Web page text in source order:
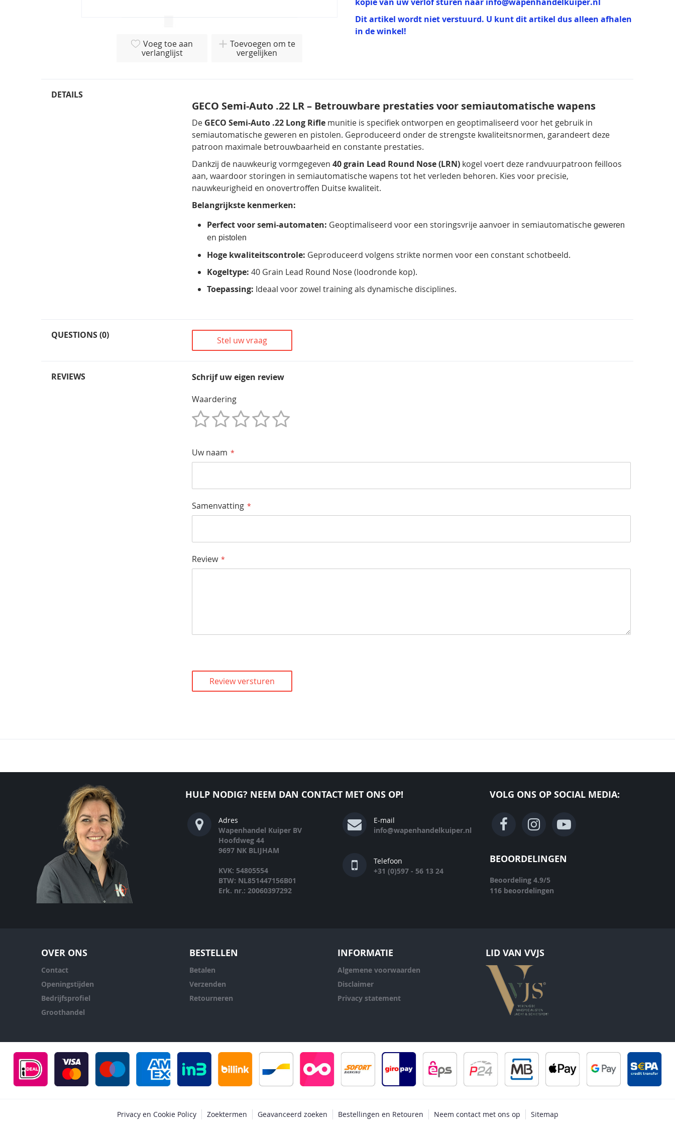
afbeeldingen-
gallerij
Voeg toe aan
verlanglijst
Toevoegen om te
vergelijken
Dit artikel wordt niet verstuurd. U kunt dit artikel dus alleen afhalen
in de winkel!
DETAILS
GECO Semi-Auto .22 LR – Betrouwbare prestaties voor semiautomatische wapens
De GECO Semi-Auto .22 Long Rifle munitie is specifiek ontworpen en geoptimaliseerd voor het gebruik in
semiautomatische geweren en pistolen. Geproduceerd onder de strengste kwaliteitsnormen, garandeert deze
patroon maximale betrouwbaarheid en constante prestaties.
Dankzij de nauwkeurig vormgegeven 40 grain Lead Round Nose (LRN) kogel voert deze randvuurpatroon feilloos
aan, waardoor storingen in semiautomatische wapens tot het verleden behoren. Kies voor precisie,
nauwkeurigheid en onovertroffen Duitse kwaliteit.
Belangrijkste kenmerken:
Perfect voor semi-automaten: Geoptimaliseerd voor een storingsvrije aanvoer in semiautomatische geweren
en pistolen
Hoge kwaliteitscontrole: Geproduceerd volgens strikte normen voor een constant schotbeeld.
Kogeltype: 40 Grain Lead Round Nose (loodronde kop).
Toepassing: Ideaal voor zowel training als dynamische disciplines.
QUESTIONS (0) Stel uw vraag
REVIEWS
Schrijf uw eigen review
Waardering
Uw naam
Samenvatting
Review
Review versturen
HULP NODIG? NEEM DAN CONTACT MET ONS OP!
Adres
Wapenhandel Kuiper BV
Hoofdweg 44
9697 NK BLIJHAM
KVK: 54805554
BTW: NL851447156B01
Erk. nr.: 20060397292
E-mail
info@wapenhandelkuiper.nl
Telefoon
+31 (0)597 - 56 13 24
VOLG ONS OP SOCIAL MEDIA:
BEOORDELINGEN
Beoordeling 4.9/5
116 beoordelingen
OVER ONS
Contact
Openingstijden
Bedrijfsprofiel
Groothandel
BESTELLEN
Betalen
Verzenden
Retourneren
INFORMATIE
Algemene voorwaarden
Disclaimer
Privacy statement
LID VAN VVJS
Privacy en Cookie Policy Zoektermen Geavanceerd zoeken Bestellingen en Retouren Neem contact met ons op
Sitemap